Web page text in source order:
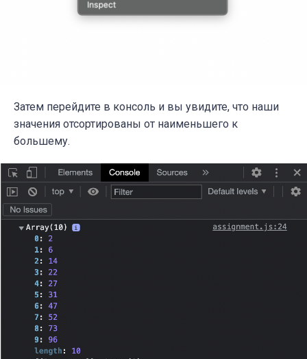
Затем перейдите в консоль и вы увидите, что наши
значения отсортированы от наименьшего к
большему.